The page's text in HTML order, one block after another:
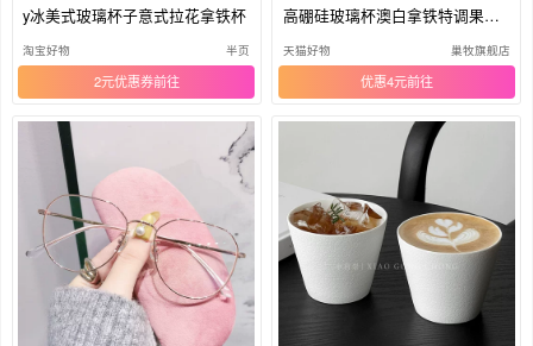
y冰美式玻璃杯子意式拉花拿铁杯
淘宝好物 半页
2元优惠券
高硼硅玻璃杯澳白拿铁特调果汁
杯
天猫好物 巢牧旗舰店
优惠4元